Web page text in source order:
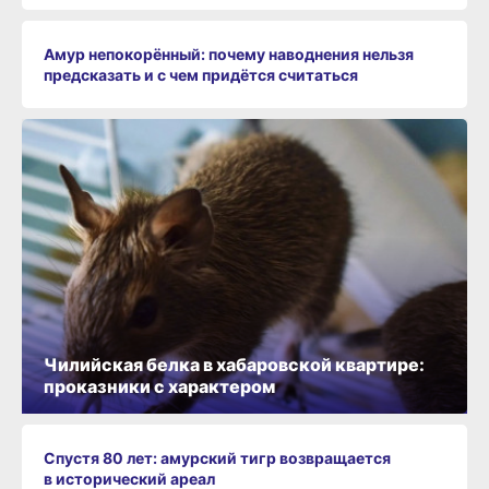
Амур непокорённый: почему наводнения нельзя
предсказать и с чем придётся считаться
Спустя 80 лет: амурский тигр возвращается
в исторический ареал
Чилийская белка в хабаровской квартире:
проказники с характером